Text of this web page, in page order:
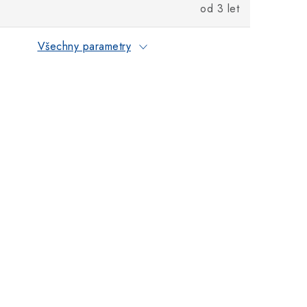
od 3 let
Všechny parametry